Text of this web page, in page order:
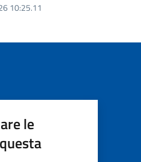
10:25.11
le